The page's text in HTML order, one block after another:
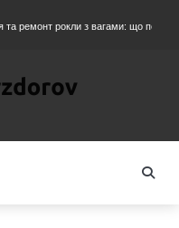
рокли з вагами: що потрібно знати